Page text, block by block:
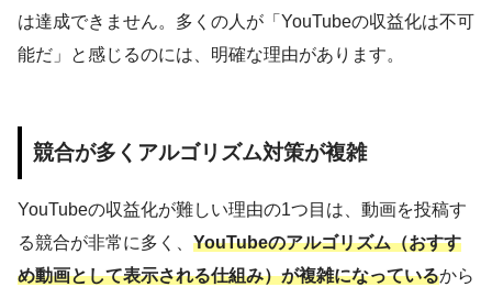
は達成できません。多くの人が「YouTubeの収益化は不可
能だ」と感じるのには、明確な理由があります。
競合が多くアルゴリズム対策が複雑
YouTubeの収益化が難しい理由の1つ目は、動画を投稿す
る競合が非常に多く、 YouTubeのアルゴリズム（おすす
め動画として表示される仕組み）が複雑になっているから